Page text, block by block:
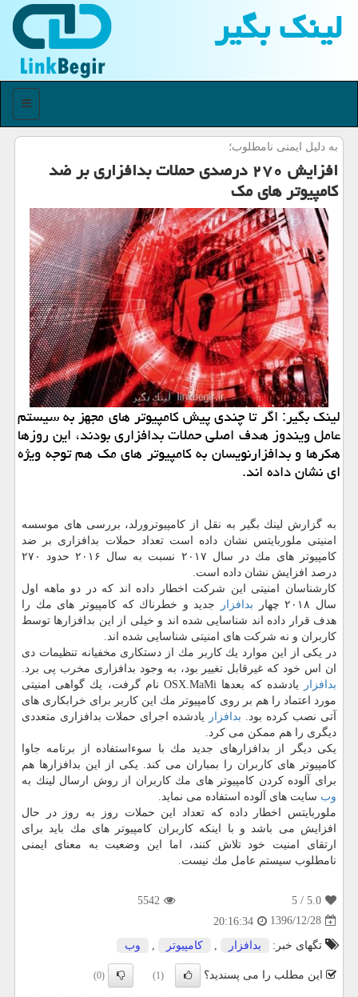
لینك بگیر
منو
به دلیل ایمنی نامطلوب؛
افزایش ۲۷۰ درصدی حملات بدافزاری بر ضد
كامپیوتر های مك
لینك بگیر: اگر تا چندی پیش كامپیوتر های مجهز به سیستم
عامل ویندوز هدف اصلی حملات بدافزاری بودند، این روزها
هكرها و بدافزارنویسان به كامپیوتر های مك هم توجه ویژه
ای نشان داده اند.
به گزارش لینك بگیر به نقل از كامپیوترورلد، بررسی های موسسه
امنیتی ملوربایتس نشان داده است تعداد حملات بدافزاری بر ضد
كامپیوتر های مك در سال ۲۰۱۷ نسبت به سال ۲۰۱۶ حدود ۲۷۰
درصد افزایش نشان داده است.
كارشناسان امنیتی این شركت اخطار داده اند كه در دو ماهه اول
سال ۲۰۱۸ چهار
بدافزار
جدید و خطرناك كه كامپیوتر های مك را
هدف قرار داده اند شناسایی شده اند و خیلی از این بدافزارها توسط
كاربران و نه شركت های امنیتی شناسایی شده اند.
در یكی از این موارد یك كاربر مك از دستكاری مخفیانه تنظیمات دی
ان اس خود كه غیرقابل تغییر بود، به وجود بدافزاری مخرب پی برد.
بدافزار
یادشده كه بعدها OSX.MaMi نام گرفت، یك گواهی امنیتی
مورد اعتماد را هم بر روی كامپیوتر مك این كاربر برای خرابكاری های
آتی نصب كرده بود. بدافزار
یادشده اجرای حملات بدافزاری متعددی
دیگری را هم ممكن می كرد.
یكی دیگر از بدافزارهای جدید مك با سوءاستفاده از برنامه جاوا
كامپیوتر های كاربران را بمباران می كند. یكی از این بدافزارها هم
برای آلوده كردن كامپیوتر های مك كاربران از روش ارسال لینك به
وب سایت های آلوده استفاده می نماید.
ملوربایتس اخطار داده كه تعداد این حملات روز به روز در حال
افزایش می باشد و با اینكه كاربران كامپیوتر های مك باید برای
ارتقای امنیت خود تلاش كنند، اما این وضعیت به معنای ایمنی
نامطلوب سیستم عامل مك نیست.
5.0
/ 5
5542
1396/12/28
20:16:34
تگهای خبر:
بدافزار , كامپیوتر , وب
این مطلب را می پسندید؟ (1)
(0)